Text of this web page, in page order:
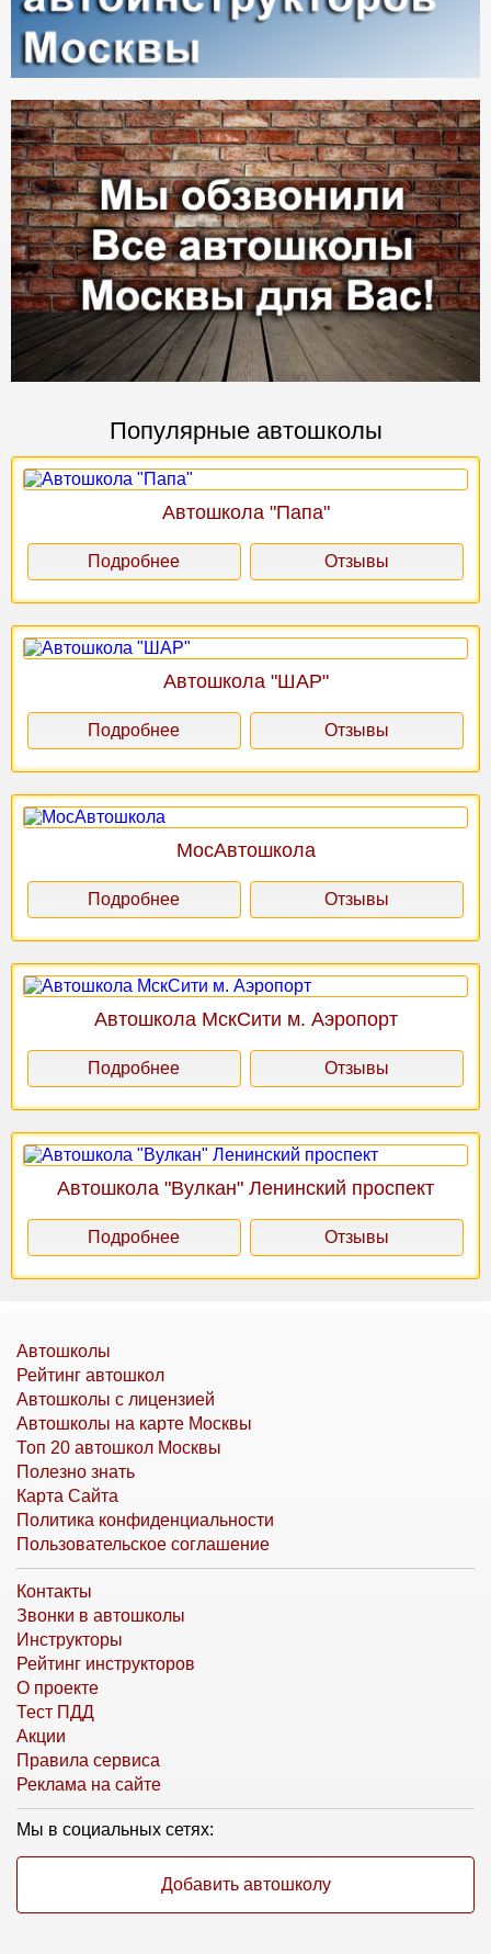
Популярные автошколы
Автошкола "Папа"
Подробнее Отзывы
Автошкола "ШАР"
Подробнее Отзывы
МосАвтошкола
Подробнее Отзывы
Автошкола МскСити м. Аэропорт
Подробнее Отзывы
Автошкола "Вулкан" Ленинский проспект
Подробнее Отзывы
Автошколы
Рейтинг автошкол
Автошколы с лицензией
Автошколы на карте Москвы
Топ 20 автошкол Москвы
Полезно знать
Карта Сайта
Политика конфиденциальности
Пользовательское соглашение
Контакты
Звонки в автошколы
Инструкторы
Рейтинг инструкторов
О проекте
Тест ПДД
Акции
Правила сервиса
Реклама на сайте
Мы в социальных сетях:
Добавить автошколу